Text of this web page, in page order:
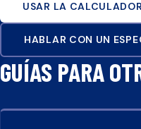
USAR LA
HABLAR CON UN
GUÍAS PARA